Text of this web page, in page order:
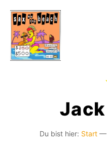
Du bist hier: Start—